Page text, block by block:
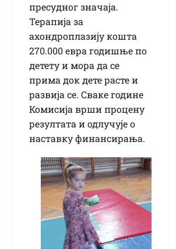
пресудног значаја.
Терапија за
ахондроплазију кошта
270.000 евра годишње по
детету и мора да се
прима док дете расте и
развија се. Сваке године
Комисија врши процену
резултата и одлучује о
наставку финансирања.